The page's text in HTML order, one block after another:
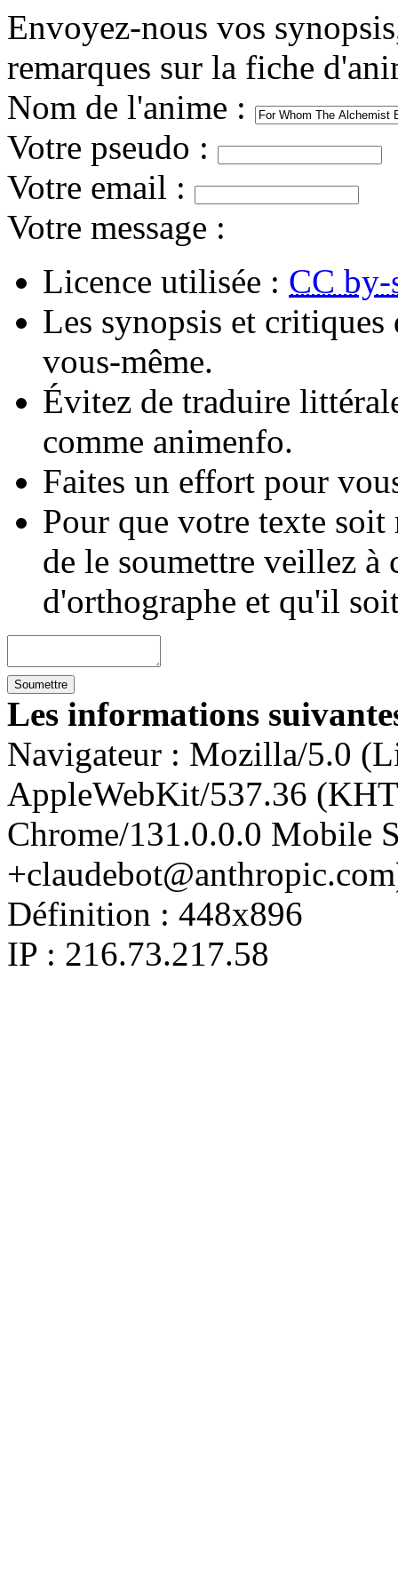
Envoyez-nous vos
remarques sur la fiche
Nom de l'anime :
Votre pseudo :
Votre email :
Votre message :
Licence utilisée : CC by-
Les synopsis et
vous-même.
Évitez de traduire
comme animenfo.
Faites un effort pour
Pour que votre texte
de le soumettre veillez à
d'orthographe et qu'il
Les informations
Navigateur : Mozilla/5.0
AppleWebKit/537.36
Chrome/131.0.0.0 Mobile
Définition : 448x896
IP : 216.73.217.58